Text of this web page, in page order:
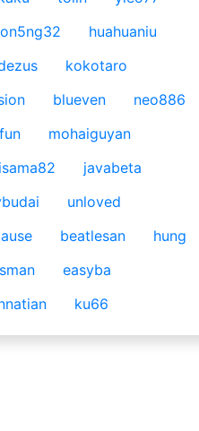
huahuaniu
kokotaro
blueven
neo886
mohaiguyan
javabeta
unloved
beatlesan
hung
easyba
ku66